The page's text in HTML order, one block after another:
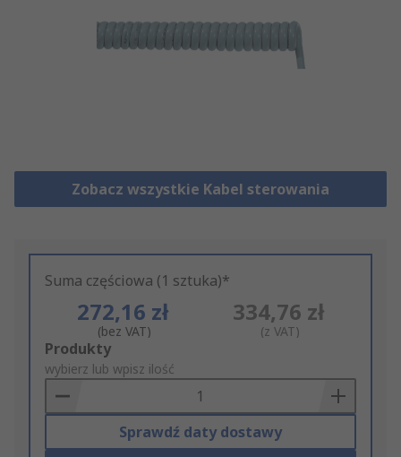
Zobacz wszystkie Kabel sterowania
Suma częściowa (1 sztuka)*
272,16 zł
(bez VAT)
334,76 zł
(z VAT)
Add
to
Basket
Produkty
wybierz lub wpisz ilość
Sprawdź daty dostawy